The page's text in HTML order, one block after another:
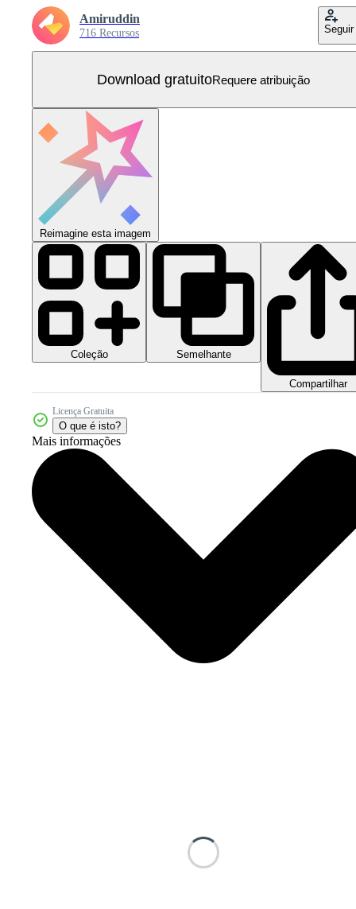
Amiruddin
716 Recursos Seguir
Download gratuitoRequere atribuição
Reimagine esta imagem
Coleção Semelhante
Compartilhar
Licença Gratuita
O que é isto?
Mais informações